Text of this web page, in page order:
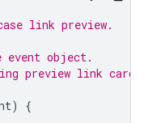
link preview.
event object.
preview link card.
) {